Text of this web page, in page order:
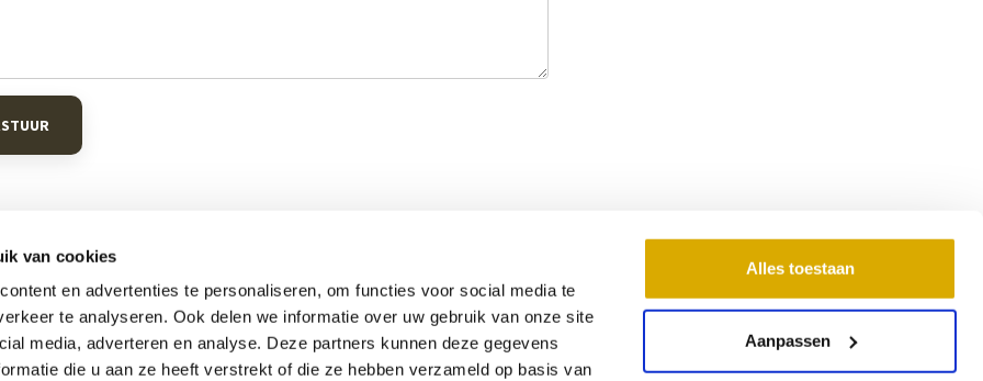
van cookies
en advertenties te personaliseren, om functies voor social media te
te analyseren. Ook delen we informatie over uw gebruik van onze site
media, adverteren en analyse. Deze partners kunnen deze gegevens
die u aan ze heeft verstrekt of die ze hebben verzameld op basis van
Alles toestaan
Aanpassen
Informatie
Boxsprings
Matrassen
Contactgegevens
Hml Bedding
Mountbattenweg 1